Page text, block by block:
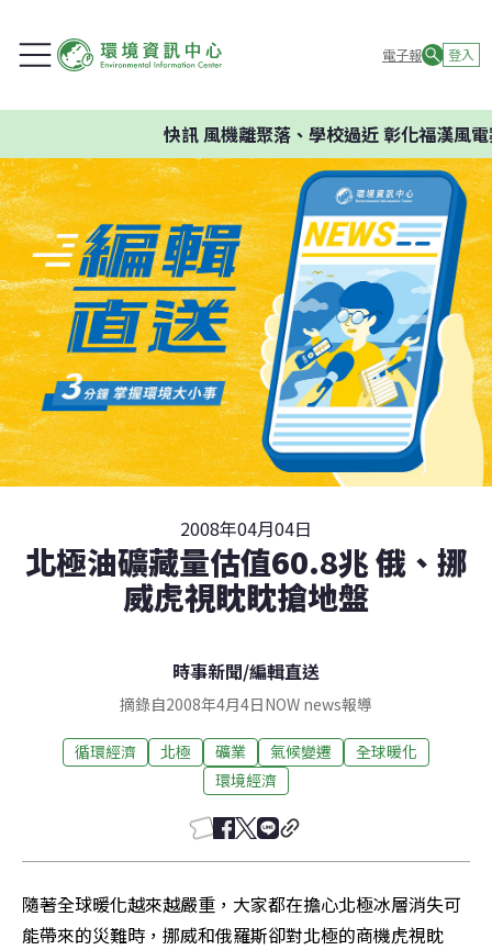
電子報 登入
快訊風機離聚落、學校過近 彰化福漢風電
2008年04月04日
北極油礦藏量估值60.8兆 俄、挪
威虎視眈眈搶地盤
時事新聞/編輯直送
摘錄自2008年4月4日NOW news報導
循環經濟 北極 礦業 氣候變遷
全球暖化
環境經濟
隨著全球暖化越來越嚴重，大家都在擔心北極冰層消失可
能帶來的災難時，挪威和俄羅斯卻對北極的商機虎視眈